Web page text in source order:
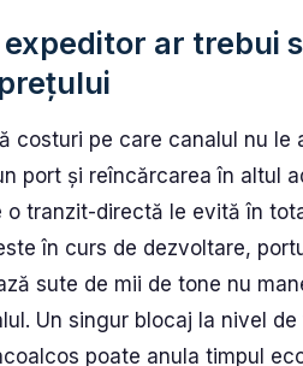
ar trebui
costuri pe care canalul nu le
port și reîncărcarea în altul
tranzit-directă le evită în
în curs de dezvoltare,
sute de mii de tone nu
Un singur blocaj la nivel
poate anula timpul